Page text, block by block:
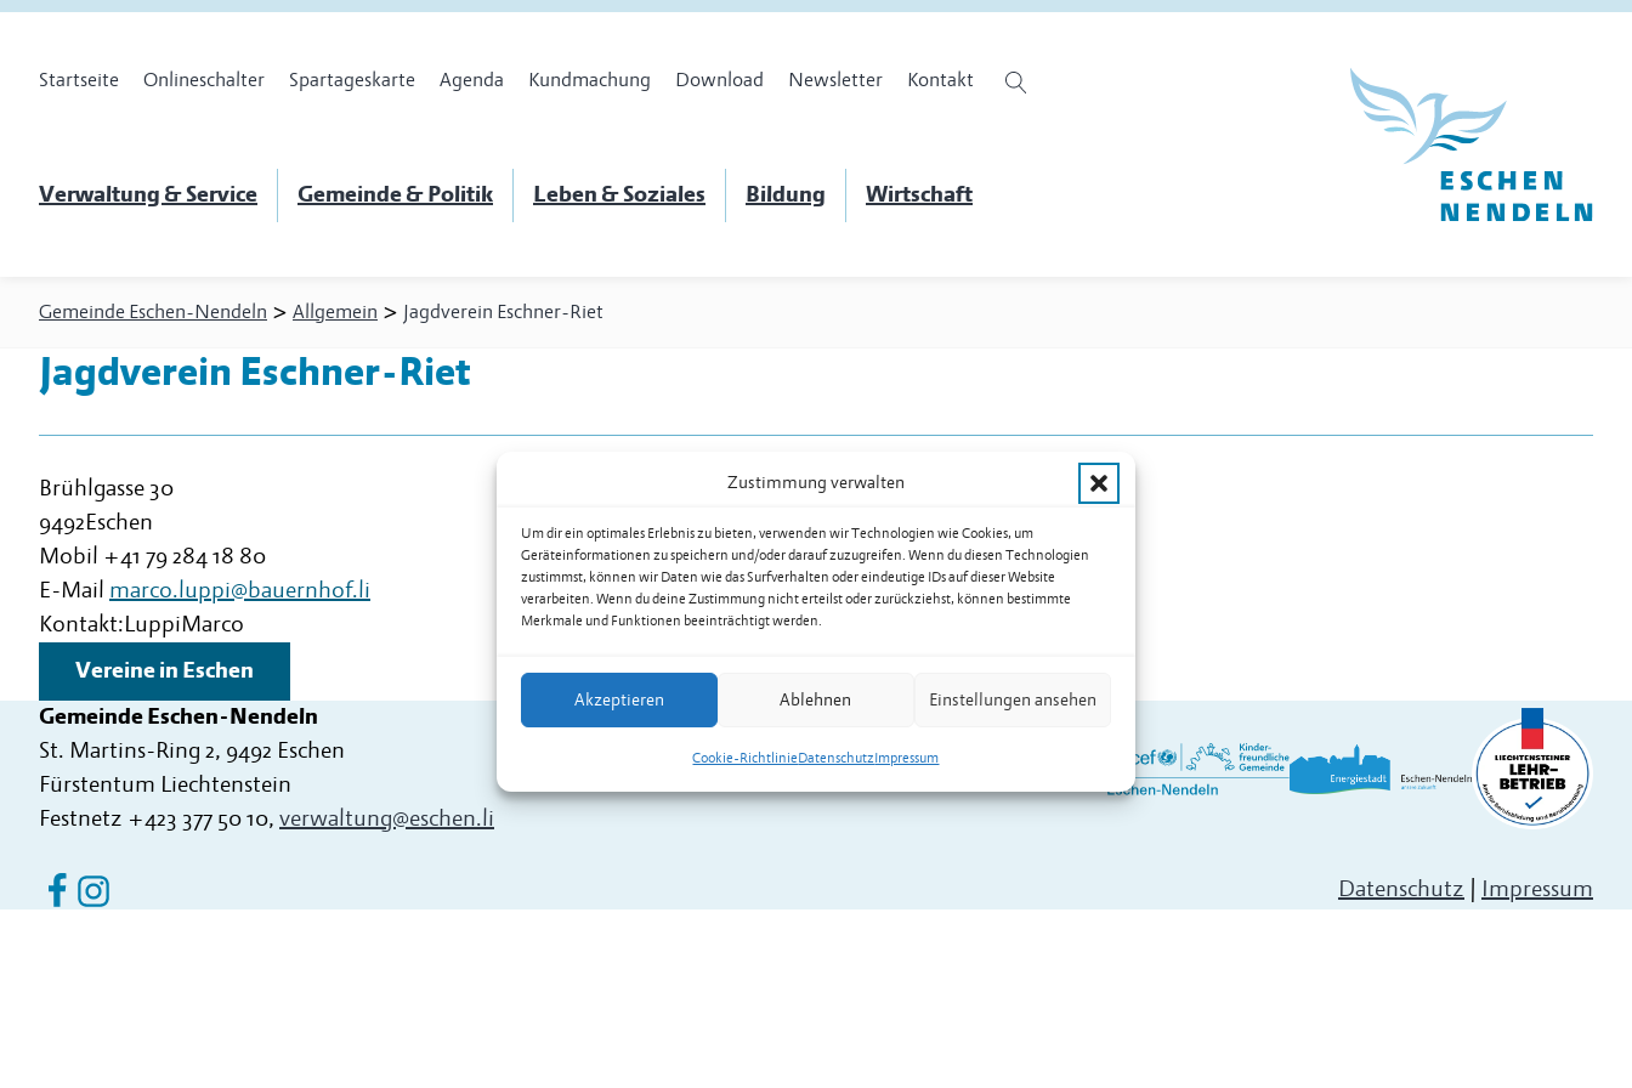
Zustimmung verwalten
Um dir ein optimales Erlebnis zu bieten, verwenden wir Technologien wie Cookies, um
Geräteinformationen zu speichern und/oder darauf zuzugreifen. Wenn du diesen Technologien
zustimmst, können wir Daten wie das Surfverhalten oder eindeutige IDs auf dieser Website
verarbeiten. Wenn du deine Zustimmung nicht erteilst oder zurückziehst, können bestimmte
Merkmale und Funktionen beeinträchtigt werden.
Akzeptieren Ablehnen Einstellungen ansehen
Cookie-RichtlinieDatenschutzImpressum
Startseite Onlineschalter Spartageskarte Agenda Kundmachung Download Newsletter Kontakt
Verwaltung & Service Gemeinde & Politik Leben & Soziales Bildung Wirtschaft
Gemeinde Eschen-Nendeln > Allgemein > Jagdverein Eschner-Riet
Jagdverein Eschner-Riet
Brühlgasse 30
9492Eschen
Mobil +41 79 284 18 80
E-Mail marco.luppi@bauernhof.li
Kontakt:LuppiMarco
Vereine in Eschen
Gemeinde Eschen-Nendeln
St. Martins-Ring 2, 9492 Eschen
Fürstentum Liechtenstein
Festnetz +423 377 50 10, verwaltung@eschen.li
Eschen Nendeln auf Facebook
Eschen Nendeln auf Instagram
Datenschutz | Impressum